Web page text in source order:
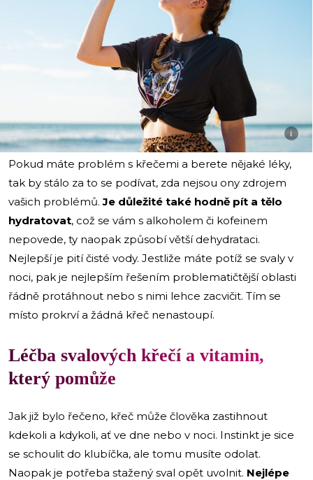
i
Pokud máte problém s křečemi a berete nějaké léky,
tak by stálo za to se podívat, zda nejsou ony zdrojem
vašich problémů.Je důležité také hodně pít a tělo
hydratovat, což se vám s alkoholem či kofeinem
nepovede, ty naopak způsobí větší dehydrataci.
Nejlepší je pití čisté vody. Jestliže máte potíž se svaly v
noci, pak je nejlepším řešením problematičtější oblasti
řádně protáhnout nebo s nimi lehce zacvičit. Tím se
místo prokrví a žádná křeč nenastoupí.
Léčba svalových křečí a vitamin,
který pomůže
Jak již bylo řečeno, křeč může člověka zastihnout
kdekoli a kdykoli, ať ve dne nebo v noci. Instinkt je sice
se schoulit do klubíčka, ale tomu musíte odolat.
Naopak je potřeba stažený sval opět uvolnit. Nejlépe